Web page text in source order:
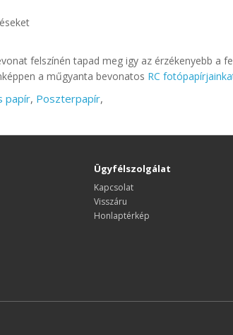
felszínén tapad meg igy az érzékenyebb a
a műgyanta bevonatos RC
papír, Poszterpapír,
Ügyfélszolgálat
Kapcsolat
Visszáru
Honlaptérkép